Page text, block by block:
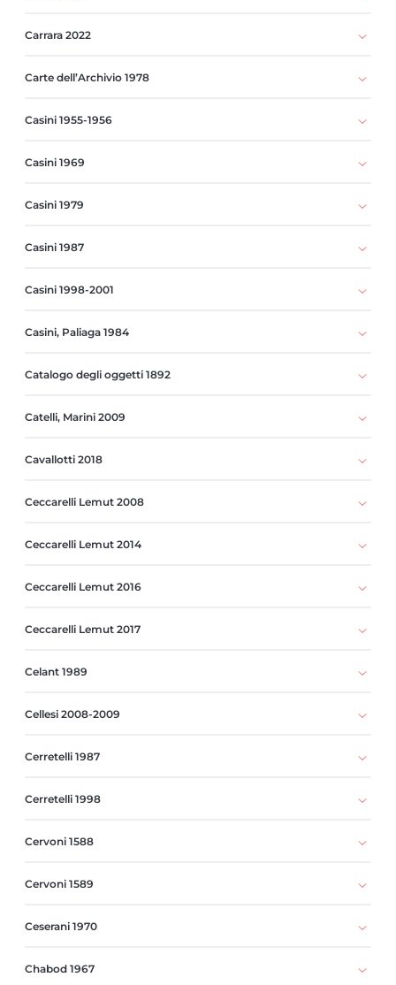
Carrara 2022
Carte dell’Archivio 1978
Casini 1955-1956
Casini 1969
Casini 1979
Casini 1987
Casini 1998-2001
Casini, Paliaga 1984
Catalogo degli oggetti 1892
Catelli, Marini 2009
Cavallotti 2018
Ceccarelli Lemut 2008
Ceccarelli Lemut 2014
Ceccarelli Lemut 2016
Ceccarelli Lemut 2017
Celant 1989
Cellesi 2008-2009
Cerretelli 1987
Cerretelli 1998
Cervoni 1588
Cervoni 1589
Ceserani 1970
Chabod 1967